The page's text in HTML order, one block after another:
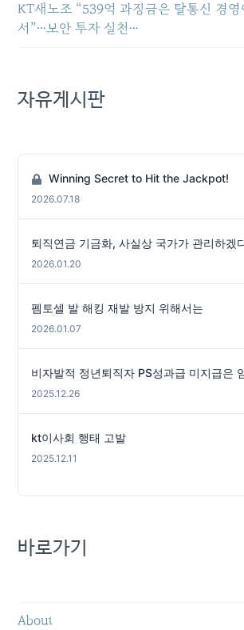
KT새노조 “539억 과징금은 탈통신 경
서”…보안 투자 실천…
자유게시판
Winning Secret to Hit the Jackpot!
2026.07.18
퇴직연금 기금화, 사실상 국가가 관리하겠
2026.01.20
펨토셀 발 해킹 재발 방지 위해서는
2026.01.07
비자발적 정년퇴직자 PS성과급 미지급은
2025.12.26
kt이사회 행태 고발
2025.12.11
바로가기
About